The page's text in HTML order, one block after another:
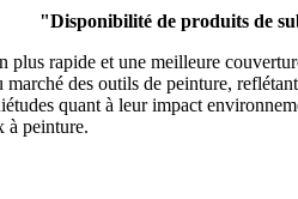
"Disponibilité de produits de
rapide et une meilleure
des outils de peinture,
quant à leur impact
à peinture.